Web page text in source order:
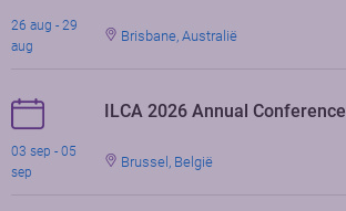
26 aug - 29
aug
Brisbane, Australië
ILCA 2026 Annual Conference
03 sep - 05
sep
Brussel, België